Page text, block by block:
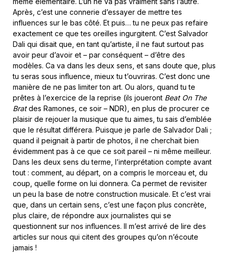
Après, c’est une connerie d’essayer de mettre tes
influences sur le bas côté. Et puis… tu ne peux pas refaire
exactement ce que tes oreilles ingurgitent. C’est Salvador
Dali qui disait que, en tant qu’artiste, il ne faut surtout pas
avoir peur d’avoir et – par conséquent – d’être des
modèles. Ca va dans les deux sens, et sans doute que, plus
tu seras sous influence, mieux tu t’ouvriras. C’est donc une
manière de ne pas limiter ton art. Ou alors, quand tu te
prêtes à l’exercice de la reprise (ils joueront Beat On The
Bratdes Ramones, ce soir – NDR), en plus de procurer ce
plaisir de rejouer la musique que tu aimes, tu sais d’emblée
que le résultat différera. Puisque je parle de Salvador Dali ;
quand il peignait à partir de photos, il ne cherchait bien
évidemment pas à ce que ce soit pareil – ni même meilleur.
Dans les deux sens du terme, l’interprétation compte avant
tout : comment, au départ, on a compris le morceau et, du
coup, quelle forme on lui donnera. Ca permet de revisiter
un peu la base de notre construction musicale. Et c’est vrai
que, dans un certain sens, c’est une façon plus concrète,
plus claire, de répondre aux journalistes qui se
questionnent sur nos influences. Il m’est arrivé de lire des
articles sur nous qui citent des groupes qu’on n’écoute
jamais !